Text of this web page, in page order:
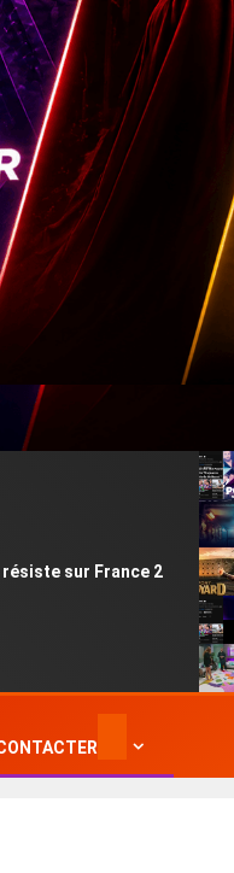
sur France 2